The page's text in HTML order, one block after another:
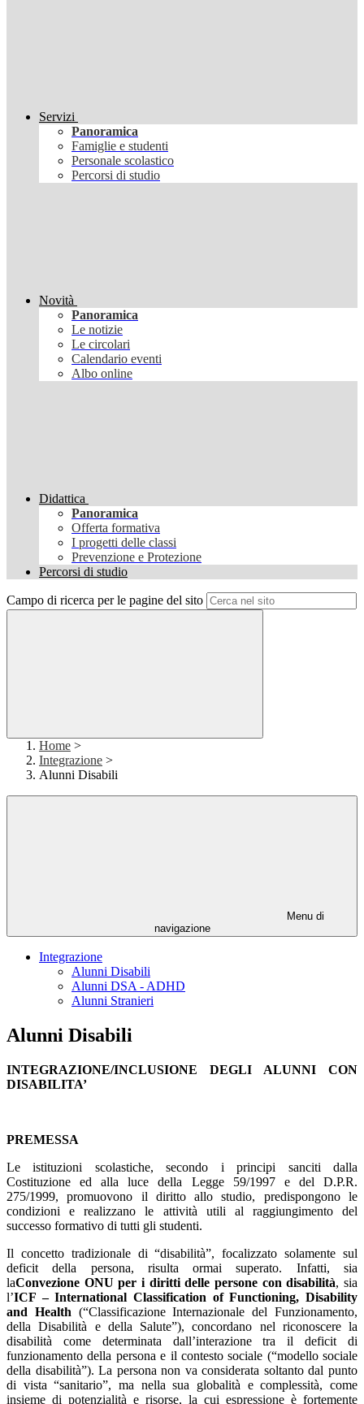
Servizi
Panoramica
Famiglie e studenti
Personale scolastico
Percorsi di studio
Novità
Panoramica
Le notizie
Le circolari
Calendario eventi
Albo online
Didattica
Panoramica
Offerta formativa
I progetti delle classi
Prevenzione e Protezione
Percorsi di studio
Campo di ricerca per le pagine del sito
Home >
Integrazione >
Alunni Disabili
Menu di
navigazione
Integrazione
Alunni Disabili
Alunni DSA - ADHD
Alunni Stranieri
Alunni Disabili
INTEGRAZIONE/INCLUSIONE DEGLI ALUNNI CON
DISABILITA’
PREMESSA
Le istituzioni scolastiche, secondo i principi sanciti dalla
Costituzione ed alla luce della Legge 59/1997 e del D.P.R.
275/1999, promuovono il diritto allo studio, predispongono le
condizioni e realizzano le attività utili al raggiungimento del
successo formativo di tutti gli studenti.
Il concetto tradizionale di “disabilità”, focalizzato solamente sul
deficit della persona, risulta ormai superato. Infatti, sia
laConvezione ONU per i diritti delle persone con disabilità, sia
l’ICF – International Classification of Functioning, Disability
and Health (“Classificazione Internazionale del Funzionamento,
della Disabilità e della Salute”), concordano nel riconoscere la
disabilità come determinata dall’interazione tra il deficit di
funzionamento della persona e il contesto sociale (“modello sociale
della disabilità”). La persona non va considerata soltanto dal punto
di vista “sanitario”, ma nella sua globalità e complessità, come
insieme di potenzialità e risorse, la cui espressione è fortemente